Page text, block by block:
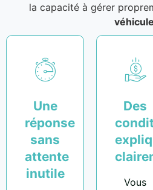
la capacité à gérer
véhicule
Une
réponse
sans
attente
inutile
Des
Vous